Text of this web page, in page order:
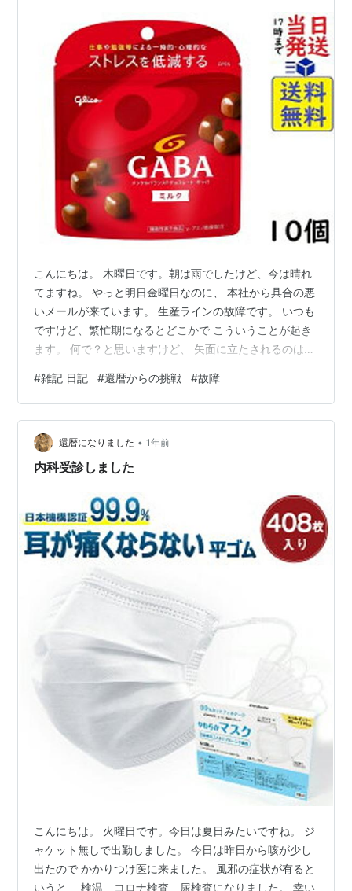
こんにちは。 木曜日です。朝は雨でしたけど、今は晴れ
てますね。 やっと明日金曜日なのに、 本社から具合の悪
いメールが来ています。 生産ラインの故障です。 いつも
ですけど、繁忙期になるとどこかで こういうことが起き
ます。 何で？と思いますけど、 矢面に立たされるのはい
から、 明日朝からの対応になるのかなぁな感じです。 こ
ういう時は開き直るしかありません。 たかが仕事です。
命まで取られまいと！ しかしされど仕事ですね（笑） 今
日明日頑張りましょう。 ストレスには 江崎グリコ GABA
ギャバ(ミルクチョコレート) スタンドパウチ 51g ×10
#雑記 日記 #還暦からの挑戦 #故障
還暦になりました • 1年前
内科受診しました
こんにちは。 火曜日です。今日は夏日みたいですね。 ジ
ャケット無しで出勤しました。 今日は昨日から咳が少し
出たので かかりつけ医に来ました。 風邪の症状が有ると
いうと、 検温、コロナ検査、尿検査になりました。 幸い